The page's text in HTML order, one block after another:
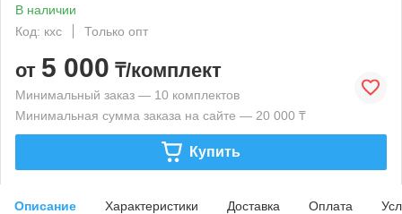
В наличии
Код: кхс
Только опт
от 5 000 ₸/комплект
Минимальный заказ — 10 комплектов
Минимальная сумма заказа на сайте — 20 000 ₸
Купить
Описание Характеристики Доставка Оплата